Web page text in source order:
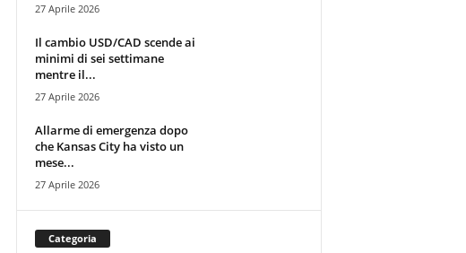
27 Aprile 2026
Il cambio USD/CAD scende ai
minimi di sei settimane
mentre il...
27 Aprile 2026
Allarme di emergenza dopo
che Kansas City ha visto un
mese...
27 Aprile 2026
Categoria